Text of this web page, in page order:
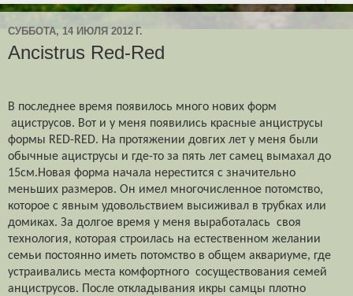
СУББОТА, 14 ИЮЛЯ 2012 Г.
Ancistrus Red-Red
В последнее время появилось много нових форм
ациструсов. Вот и у меня появились красные анциструсы
формы RED-RED. На протяжении довгих лет у меня были
обычные ациструсы и где-то за пять лет самец вымахал до
15см.Новая форма начала нерестится с значительно
меньших размеров. Он имел многочисленное потомство,
которое с явным удовольствием высиживал в трубках или
домиках. За долгое время у меня выработалась своя
технология, которая строилась на естественном желании
семьи постоянно иметь потомство в общем аквариуме, где
устраивались места комфортного сосуществования семей
анциструсов. После откладывания икры самцы плотно